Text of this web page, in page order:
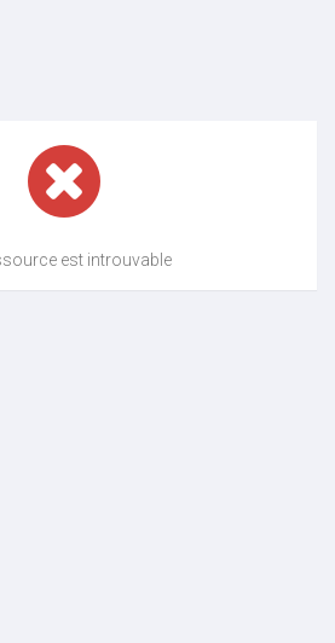
est introuvable